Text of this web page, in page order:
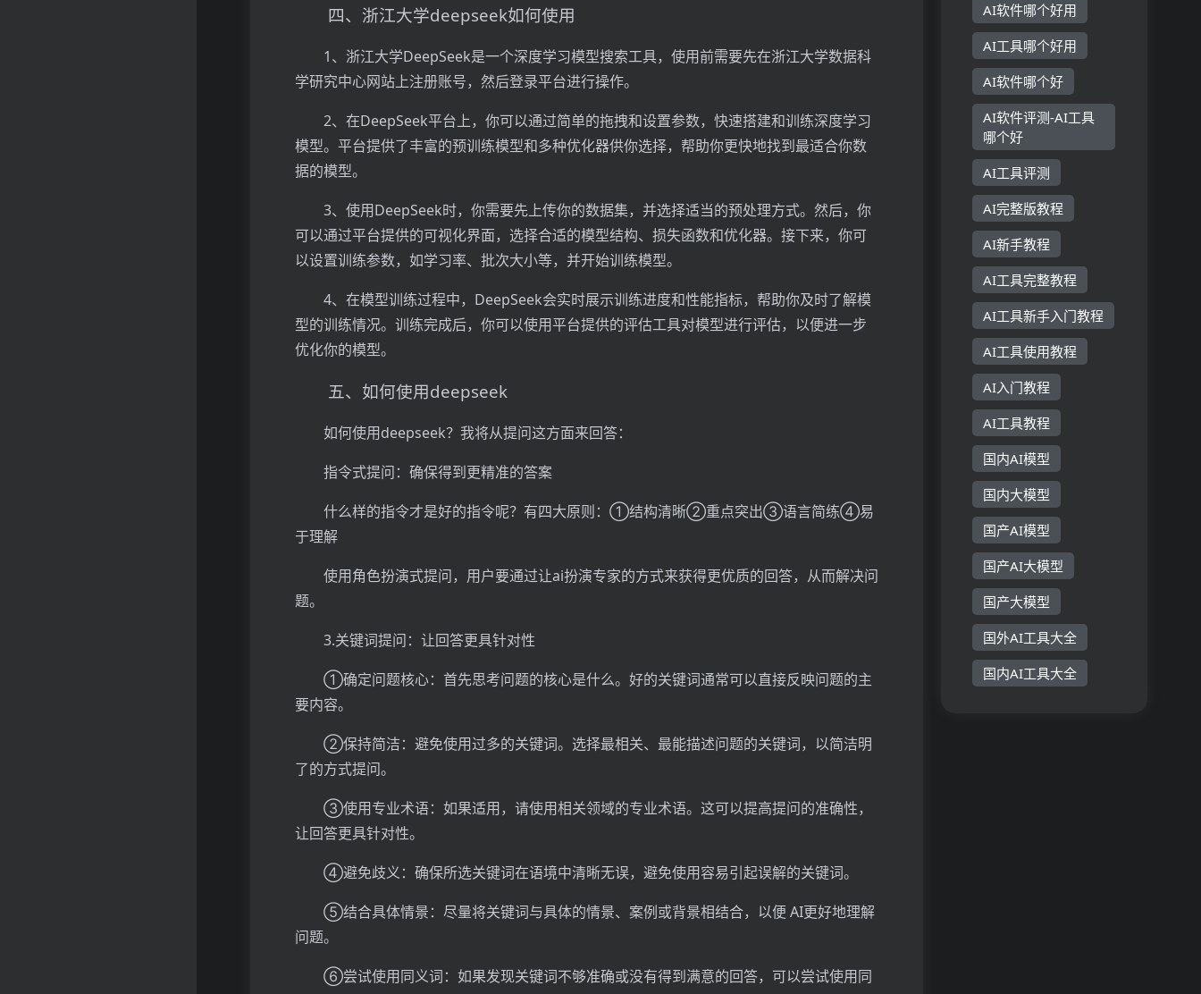
四、浙江大学deepseek如何使用
1、浙江大学DeepSeek是一个深度学习模型搜索工具，使用前需要先在浙江大学数据科
学研究中心网站上注册账号，然后登录平台进行操作。
2、在DeepSeek平台上，你可以通过简单的拖拽和设置参数，快速搭建和训练深度学习
模型。平台提供了丰富的预训练模型和多种优化器供你选择，帮助你更快地找到最适合你数
据的模型。
3、使用DeepSeek时，你需要先上传你的数据集，并选择适当的预处理方式。然后，你
可以通过平台提供的可视化界面，选择合适的模型结构、损失函数和优化器。接下来，你可
以设置训练参数，如学习率、批次大小等，并开始训练模型。
4、在模型训练过程中，DeepSeek会实时展示训练进度和性能指标，帮助你及时了解模
型的训练情况。训练完成后，你可以使用平台提供的评估工具对模型进行评估，以便进一步
优化你的模型。
五、如何使用deepseek
如何使用deepseek？我将从提问这方面来回答：
指令式提问：确保得到更精准的答案
什么样的指令才是好的指令呢？有四大原则：①结构清晰②重点突出③语言简练④易
于理解
使用角色扮演式提问，用户要通过让ai扮演专家的方式来获得更优质的回答，从而解决问
题。
3.关键词提问：让回答更具针对性
①确定问题核心：首先思考问题的核心是什么。好的关键词通常可以直接反映问题的主
要内容。
②保持简洁：避免使用过多的关键词。选择最相关、最能描述问题的关键词，以简洁明
了的方式提问。
③使用专业术语：如果适用，请使用相关领域的专业术语。这可以提高提问的准确性，
让回答更具针对性。
④避免歧义：确保所选关键词在语境中清晰无误，避免使用容易引起误解的关键词。
⑤结合具体情景：尽量将关键词与具体的情景、案例或背景相结合，以便 AI更好地理解
问题。
⑥尝试使用同义词：如果发现关键词不够准确或没有得到满意的回答，可以尝试使用同
AI软件哪个好用
AI工具哪个好用
AI软件哪个好
AI软件评测-AI工具
哪个好
AI工具评测
AI完整版教程
AI新手教程
AI工具完整教程
AI工具新手入门教程
AI工具使用教程
AI入门教程
AI工具教程
国内AI模型
国内大模型
国产AI模型
国产AI大模型
国产大模型
国外AI工具大全
国内AI工具大全